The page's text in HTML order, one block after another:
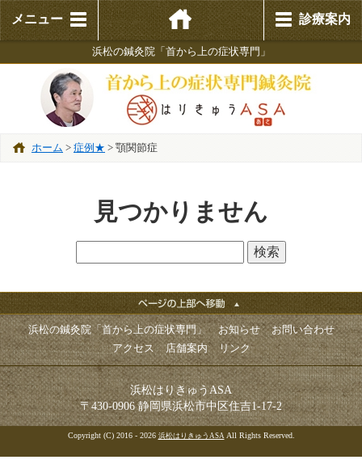
メニュー 診療案内
浜松の鍼灸院「首から上の症状専門」
ホーム > 症例★ > 顎関節症
見つかりません
浜松の鍼灸院「首から上の症状専門」 お知らせ
お問い合わせ
アクセス
店舗案内 リンク
浜松はりきゅうASA
〒430-0906 静岡県浜松市中区住吉1-17-2
Copyright (C) 2016 - 2026 浜松はりきゅうASAAll Rights Reserved.